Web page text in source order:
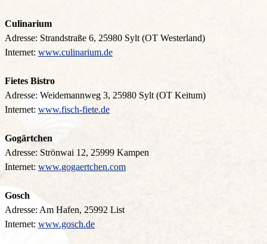
Culinarium
Adresse: Strandstraße 6, 25980 Sylt (OT Westerland)
Internet: www.culinarium.de
Fietes Bistro
Adresse: Weidemannweg 3, 25980 Sylt (OT Keitum)
Internet: www.fisch-fiete.de
Gogärtchen
Adresse: Strönwai 12, 25999 Kampen
Internet: www.gogaertchen.com
Gosch
Adresse: Am Hafen, 25992 List
Internet: www.gosch.de